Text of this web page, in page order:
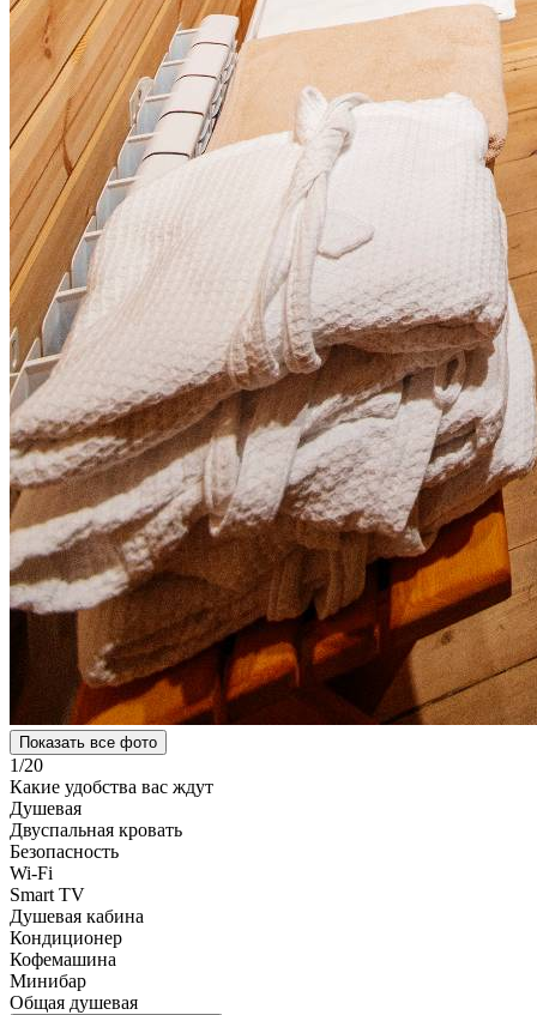
Показать все фото
1/20
Какие удобства вас ждут
Душевая
Двуспальная кровать
Безопасность
Wi‑Fi
Smart TV
Душевая кабина
Кондиционер
Кофемашина
Минибар
Общая душевая